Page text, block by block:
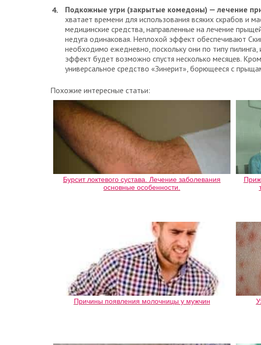
Подкожные угри (закрытые комедоны) — лечение
хватает времени для использования всяких скрабов и
медицинские средства, направленные на лечение
недуга одинаковая. Неплохой эффект обеспечивают
необходимо ежедневно, поскольку они по типу
эффект будет возможно спустя несколько месяцев.
универсальное средство «Зинерит», борющееся с
Похожие интересные статьи:
Бурсит локтевого сустава. Лечение заболевания
основные особенности.
Причины появления молочницы у мужчин